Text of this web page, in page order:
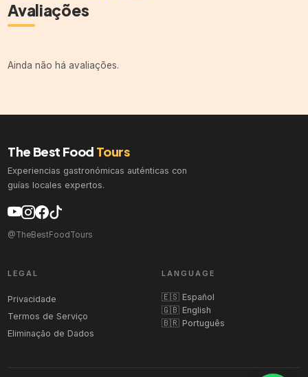
Avaliações
Ainda não há avaliações.
The Best Food Tours
Experiencias gastronómicas auténticas con
guías locales expertos.
@TheBestFoodTours
LEGAL
Privacidade
Termos de Serviço
Eliminação de Dados
LANGUAGE
🇪🇸 Español
🇬🇧 English
🇧🇷 Português